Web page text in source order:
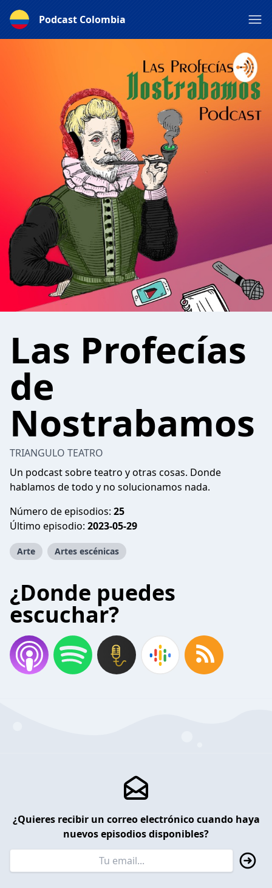
Podcast Colombia
Las Profecías
de
Nostrabamos
TRIANGULO TEATRO
Un podcast sobre teatro y otras cosas. Donde
hablamos de todo y no solucionamos nada.
Número de episodios: 25
Último episodio: 2023-05-29
Arte Artes escénicas
¿Donde puedes
escuchar?
¿Quieres recibir un correo electrónico cuando haya
nuevos episodios disponibles?